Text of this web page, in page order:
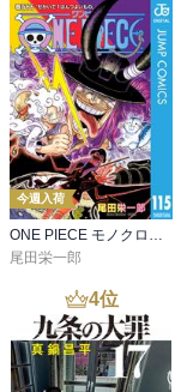
今週入荷
ONE PIECE モノクロ版 115
尾田栄一郎
4位